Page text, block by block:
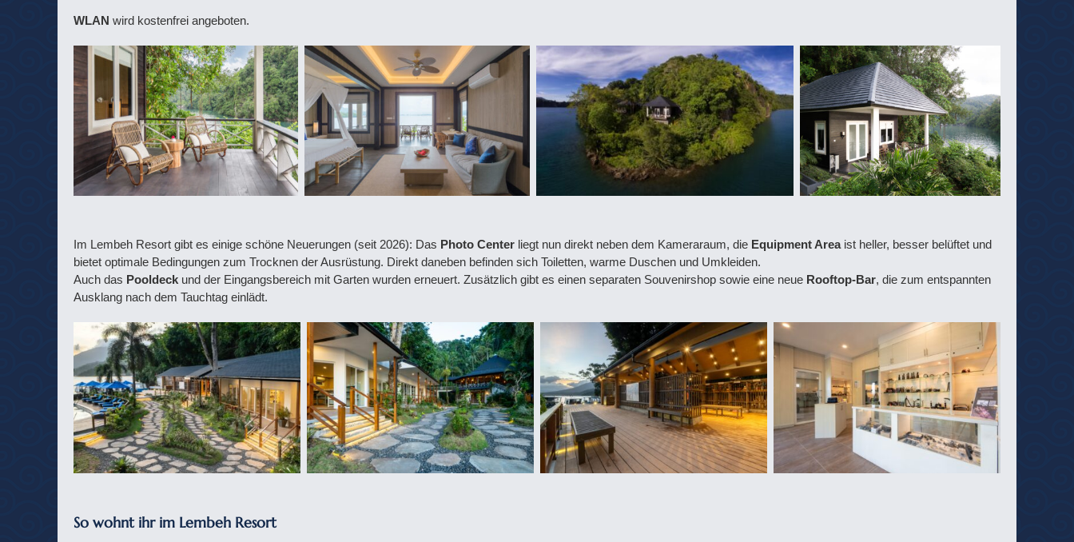
WLAN wird kostenfrei angeboten.
Im Lembeh Resort gibt es einige schöne Neuerungen (seit 2026): Das Photo Center liegt nun direkt neben dem Kameraraum, die Equipment Areaist heller, besser belüftet und
bietet optimale Bedingungen zum Trocknen der Ausrüstung. Direkt daneben befinden sich Toiletten, warme Duschen und Umkleiden.
Auch das Pooldeck und der Eingangsbereich mit Garten wurden erneuert. Zusätzlich gibt es einen separaten Souvenirshop sowie eine neue Rooftop-Bar, die zum entspannten
Ausklang nach dem Tauchtag einlädt.
So wohnt ihr im Lembeh Resort